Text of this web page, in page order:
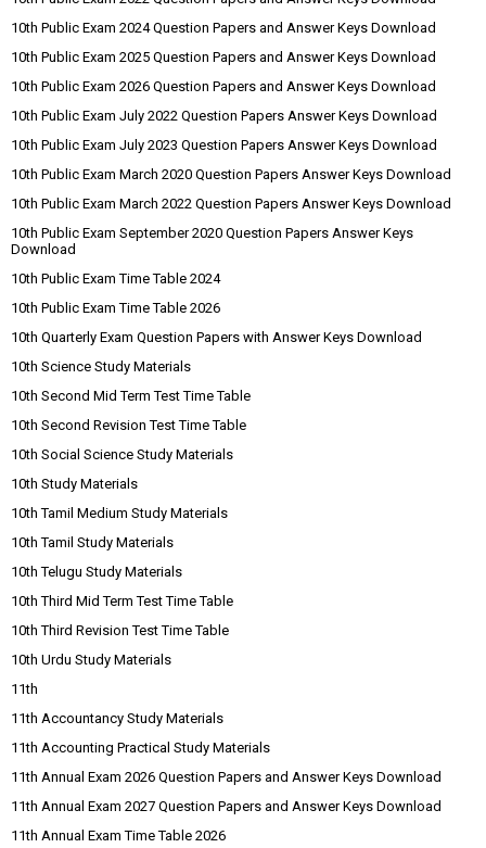
10th Public Exam 2024 Question Papers and Answer Keys Download
10th Public Exam 2025 Question Papers and Answer Keys Download
10th Public Exam 2026 Question Papers and Answer Keys Download
10th Public Exam July 2022 Question Papers Answer Keys Download
10th Public Exam July 2023 Question Papers Answer Keys Download
10th Public Exam March 2020 Question Papers Answer Keys Download
10th Public Exam March 2022 Question Papers Answer Keys Download
10th Public Exam September 2020 Question Papers Answer Keys
Download
10th Public Exam Time Table 2024
10th Public Exam Time Table 2026
10th Quarterly Exam Question Papers with Answer Keys Download
10th Science Study Materials
10th Second Mid Term Test Time Table
10th Second Revision Test Time Table
10th Social Science Study Materials
10th Study Materials
10th Tamil Medium Study Materials
10th Tamil Study Materials
10th Telugu Study Materials
10th Third Mid Term Test Time Table
10th Third Revision Test Time Table
10th Urdu Study Materials
11th
11th Accountancy Study Materials
11th Accounting Practical Study Materials
11th Annual Exam 2026 Question Papers and Answer Keys Download
11th Annual Exam 2027 Question Papers and Answer Keys Download
11th Annual Exam Time Table 2026